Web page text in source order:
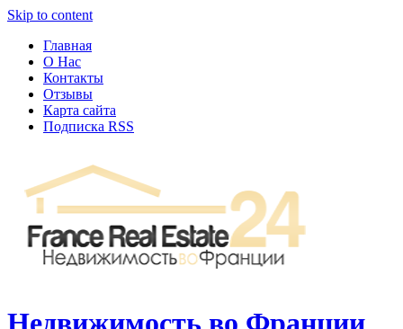
Skip to content
Главная
О Нас
Контакты
Отзывы
Карта сайта
Подписка RSS